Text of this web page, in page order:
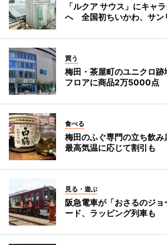
「ルクア サウス」にキャ
へ 全国初ちいかわ、サン
買う
梅田・茶屋町のユニクロ
フロアに商品2万5000点
食べる
梅田のふぐ専門の立ち飲
最高気温に応じて割引も
見る・遊ぶ
阪急電車が「おさるのジ
ード、ラッピング列車も